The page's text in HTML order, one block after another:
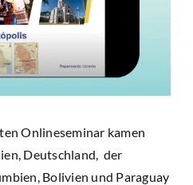
Onlineseminar kamen
Deutschland, der
Bolivien und Paraguay